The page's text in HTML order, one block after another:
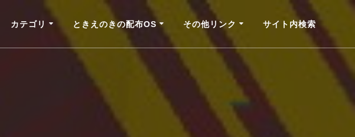
カテゴリ ときえのきの配布OS その他リンク サイト内検索